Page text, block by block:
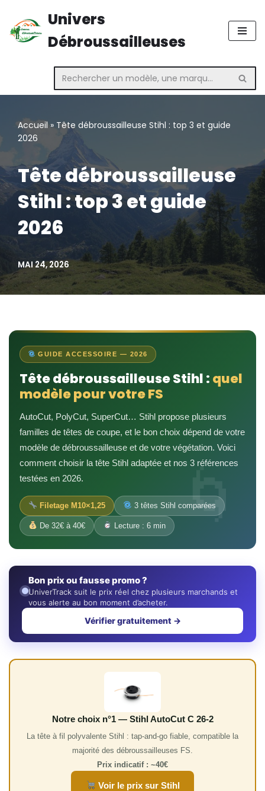
Aller
au
Univers
Débroussailleuses
Accueil» Tête débroussailleuse Stihl : top 3 et guide
2026
Tête débroussailleuse
Stihl : top 3 et guide
2026
MAI 24, 2026
GUIDE ACCESSOIRE — 2026
Tête débroussailleuse Stihl :quel
modèle pour votre FS
AutoCut, PolyCut, SuperCut… Stihl propose plusieurs
familles de têtes de coupe, et le bon choix dépend de votre
modèle de débroussailleuse et de votre végétation. Voici
comment choisir la tête Stihl adaptée et nos 3 références
testées en 2026.
Filetage M10×1,25 3 têtes Stihl comparées
De 32€ à 40€ Lecture : 6 min
Bon prix ou fausse promo ?
UniverTrack suit le prix réel chez plusieurs marchands et
vous alerte au bon moment d’acheter.
Vérifier gratuitement →
Notre choix n°1 — Stihl AutoCut C 26-2
La tête à fil polyvalente Stihl : tap-and-go fiable, compatible la
majorité des débroussailleuses FS.
Prix indicatif : ~40€
Voir le prix sur Stihl